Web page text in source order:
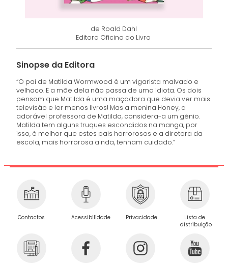
de Roald Dahl
Editora Oficina do Livro
Sinopse da Editora
“O pai de Matilda Wormwood é um vigarista malvado e
velhaco. E a mãe dela não passa de uma idiota. Os dois
pensam que Matilda é uma maçadora que devia ver mais
televisão e ler menos livros! Mas a menina Honey, a
adorável professora de Matilda, considera-a um génio.
Matilda tem alguns truques escondidos na manga, por
isso, é melhor que estes pais horrorosos e a diretora da
escola, mais horrorosa ainda, tenham cuidado.”
Contactos Acessibilidade Privacidade
Lista de
distribuição